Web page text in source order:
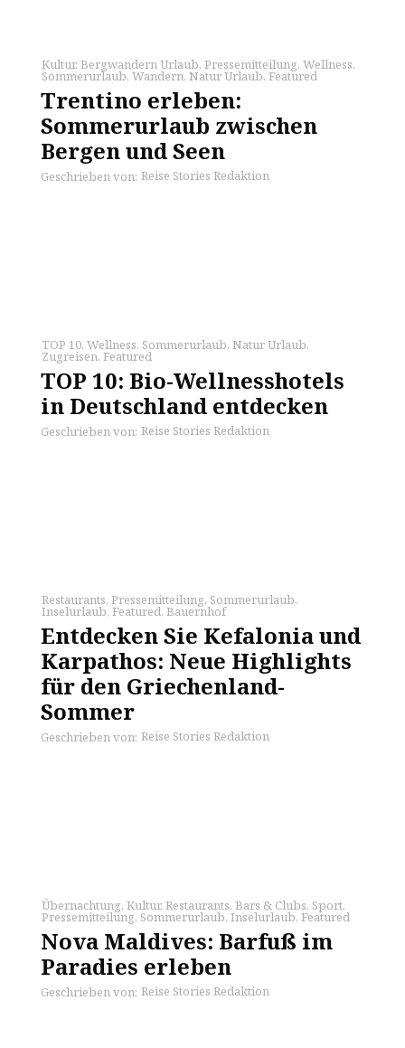
Kultur, Bergwandern Urlaub, Pressemitteilung, Wellness,
Sommerurlaub, Wandern, Natur Urlaub, Featured
Trentino erleben:
Sommerurlaub zwischen
Bergen und Seen
Geschrieben von: Reise Stories Redaktion
TOP 10, Wellness, Sommerurlaub, Natur Urlaub,
Zugreisen, Featured
TOP 10: Bio-Wellnesshotels
in Deutschland entdecken
Geschrieben von: Reise Stories Redaktion
Restaurants, Pressemitteilung, Sommerurlaub,
Inselurlaub, Featured, Bauernhof
Entdecken Sie Kefalonia und
Karpathos: Neue Highlights
für den Griechenland-
Sommer
Geschrieben von: Reise Stories Redaktion
Übernachtung, Kultur, Restaurants, Bars & Clubs, Sport,
Pressemitteilung, Sommerurlaub, Inselurlaub, Featured
Nova Maldives: Barfuß im
Paradies erleben
Geschrieben von: Reise Stories Redaktion